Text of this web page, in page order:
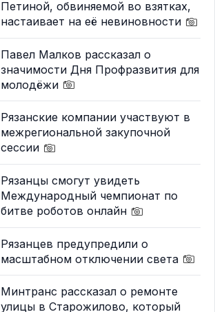
Петиной, обвиняемой во взятках,
настаивает на её невиновности
Павел Малков рассказал о
значимости Дня Профразвития для
молодёжи
Рязанские компании участвуют в
межрегиональной закупочной
сессии
Рязанцы смогут увидеть
Международный чемпионат по
битве роботов онлайн
Рязанцев предупредили о
масштабном отключении света
Минтранс рассказал о ремонте
улицы в Старожилово, который